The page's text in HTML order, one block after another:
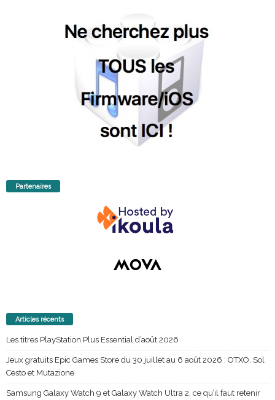
Partenaires
Articles récents
Les titres PlayStation Plus Essential d’août 2026
Jeux gratuits Epic Games Store du 30 juillet au 6 août 2026 : OTXO, Sol
Cesto et Mutazione
Samsung Galaxy Watch 9 et Galaxy Watch Ultra 2, ce qu’il faut retenir